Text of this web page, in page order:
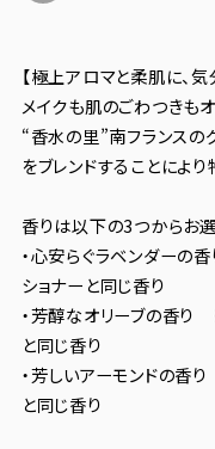
【極上アロマと柔肌に、
メイクも肌のごわつきも
“香水の里”南フランスの
をブレンドすることによ
香りは以下の3つからお
・心安らぐラベンダーの
ショナーと同じ香り
・芳醇なオリーブの香り
と同じ香り
・芳しいアーモンドの香
と同じ香り